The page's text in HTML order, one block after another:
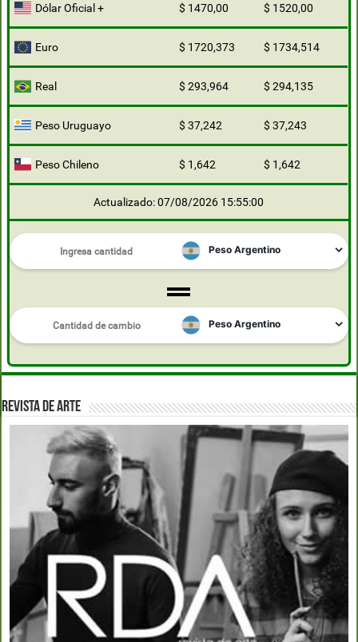
Dólar Oficial + $ 1470,00 $ 1520,00
Euro $ 1720,373 $ 1734,514
Real $ 293,964 $ 294,135
Peso Uruguayo $ 37,242 $ 37,243
Peso Chileno $ 1,642 $ 1,642
Actualizado: 07/08/2026 15:55:00
REVISTA DE ARTE